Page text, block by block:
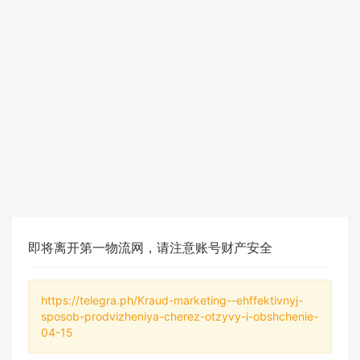
即将离开第一物流网，请注意账号财产安全
https://telegra.ph/Kraud-marketing--ehffektivnyj-
sposob-prodvizheniya-cherez-otzyvy-i-obshchenie-
04-15